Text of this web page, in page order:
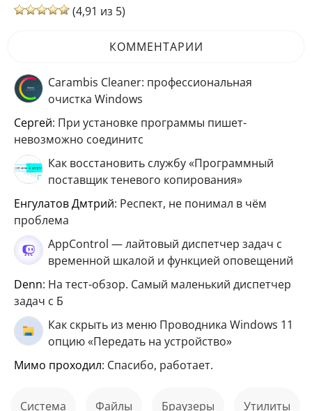
(4,91 из 5)
КОММЕНТАРИИ
Carambis Cleaner: профессиональная
очистка Windows
Сергей: При установке программы пишет-
невозможно соединитс
Как восстановить службу «Программный
поставщик теневого копирования»
Енгулатов Дмтрий: Респект, не понимал в чём
проблема
AppControl — лайтовый диспетчер задач с
временной шкалой и функцией оповещений
Denn: На тест-обзор. Самый маленький диспетчер
задач с Б
Как скрыть из меню Проводника Windows 11
опцию «Передать на устройство»
мимо проходил: Спасибо, работает.
Система файлы Браузеры Утилиты